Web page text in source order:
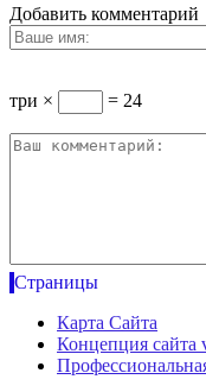
Добавить комментарий
три × = 24
Страницы
Карта Сайта
Концепция сайта